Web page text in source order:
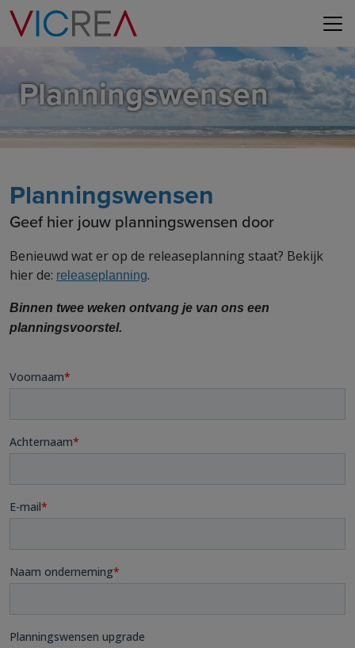
Planningswensen
Planningswensen
Geef hier jouw planningswensen door
Benieuwd wat er op de releaseplanning staat? Bekijk
hier de: releaseplanning.
Binnen twee weken ontvang je van ons een
planningsvoorstel.